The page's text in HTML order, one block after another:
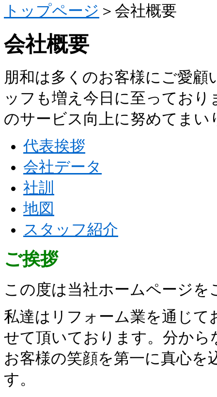
トップページ ＞会社概要
会社概要
朋和は多くのお客様にご愛
ッフも増え今日に至ってお
のサービス向上に努めてまい
代表挨拶
会社データ
社訓
地図
スタッフ紹介
ご挨拶
この度は当社ホームページ
私達はリフォーム業を通じ
せて頂いております。分から
お客様の笑顔を第一に真心を
す。